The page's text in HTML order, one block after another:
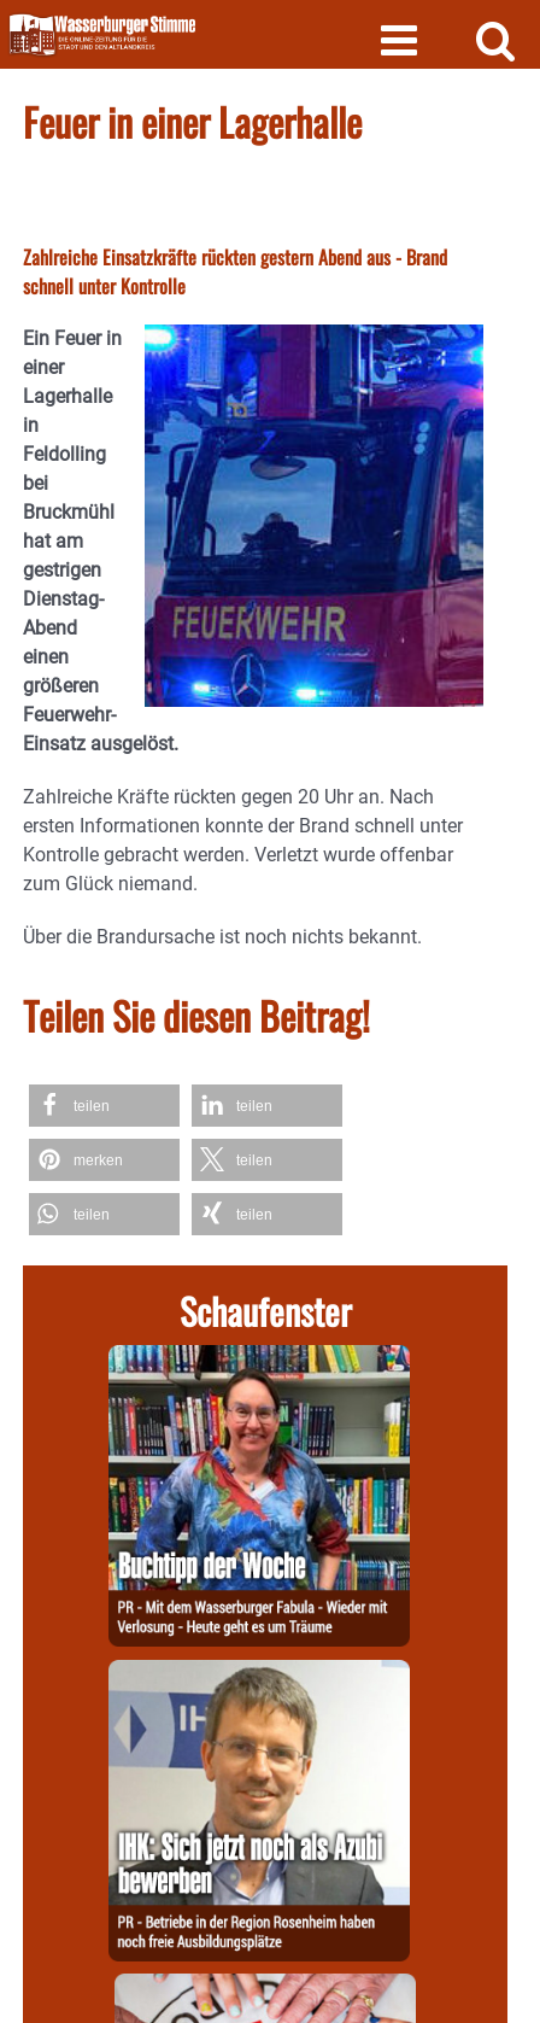
Skip
to
content
Feuer in einer Lagerhalle
Zahlreiche Einsatzkräfte rückten gestern Abend aus - Brand
schnell unter Kontrolle
Ein Feuer in
einer
Lagerhalle
in
Feldolling
bei
Bruckmühl
hat am
gestrigen
Dienstag-
Abend
einen
größeren
Feuerwehr-
Einsatz ausgelöst.
Zahlreiche Kräfte rückten gegen 20 Uhr an. Nach
ersten Informationen konnte der Brand schnell unter
Kontrolle gebracht werden. Verletzt wurde offenbar
zum Glück niemand.
Über die Brandursache ist noch nichts bekannt.
Teilen Sie diesen Beitrag!
teilen teilen
merken teilen
teilen teilen
Schaufenster